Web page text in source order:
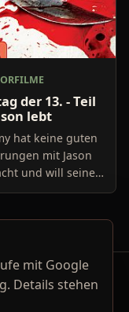
der 13. - Teil
lebt
hat keine guten
mit Jason
und will seine
Kumpel auf
vo
und Genre-
mit Google
Details stehen